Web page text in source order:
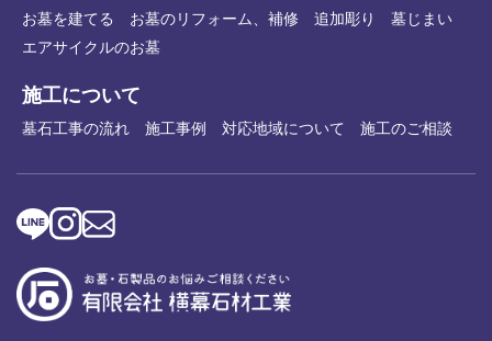
お墓を建てる お墓のリフォーム、補修 追加彫り
墓じまい
エアサイクルのお墓
施工について
墓石工事の流れ 施工事例 対応地域について 施工のご相談